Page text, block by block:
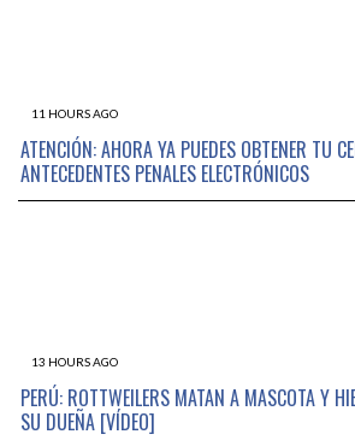
11 HOURS AGO
ATENCIÓN: AHORA YA PUEDES OBTENER TU
ANTECEDENTES PENALES ELECTRÓNICOS
13 HOURS AGO
PERÚ: ROTTWEILERS MATAN A MASCOTA Y
SU DUEÑA [VÍDEO]